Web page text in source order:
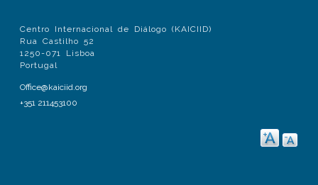
Centro Internacional de Diálogo (KAICIID)
Rua Castilho 52
1250-071 Lisboa
Portugal
Office@kaiciid.org
+351 211453100